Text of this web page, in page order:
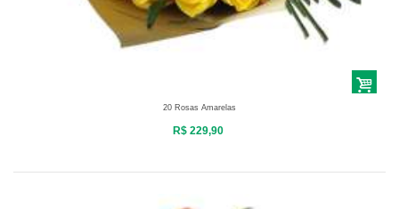
20 Rosas Amarelas
R$ 229,90